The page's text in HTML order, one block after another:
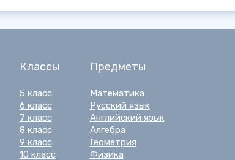
Классы
5 класс
6 класс
7 класс
8 класс
9 класс
10 класс
Предметы
Математика
Русский язык
Английский язык
Алгебра
Геометрия
Физика